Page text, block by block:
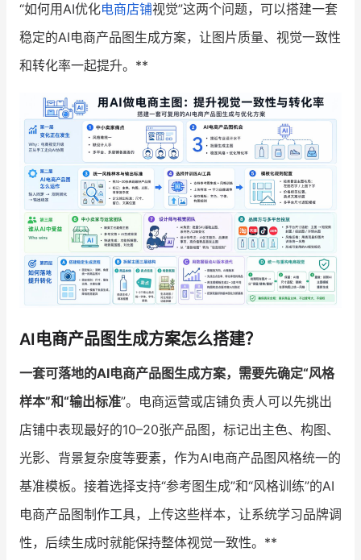
新零售资讯
增长俱乐部
增长俱乐部 有赞商盟
商家社区 社群交流
合作共进
入驻有赞 认证代理商
有赞云 数据通服务
“如何用AI优化电商店铺视觉”这两个问题，可以搭建一套
稳定的AI电商产品图生成方案，让图片质量、视觉一致性
和转化率一起提升。**
AI电商产品图生成方案怎么搭建？
一套可落地的AI电商产品图生成方案，需要先确定“风格
样本”和“输出标准”。电商运营或店铺负责人可以先挑出
店铺中表现最好的10–20张产品图，标记出主色、构图、
光影、背景复杂度等要素，作为AI电商产品图风格统一的
基准模板。接着选择支持“参考图生成”和“风格训练”的AI
电商产品图制作工具，上传这些样本，让系统学习品牌调
性，后续生成时就能保持整体视觉一致性。**